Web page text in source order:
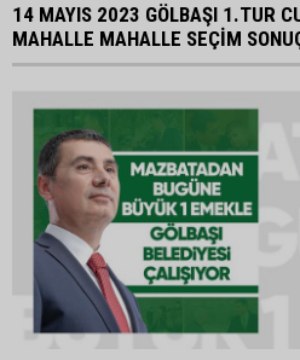
14 MAYIS 2023 GÖLBAŞI 1.TUR
MAHALLE MAHALLE SEÇİM